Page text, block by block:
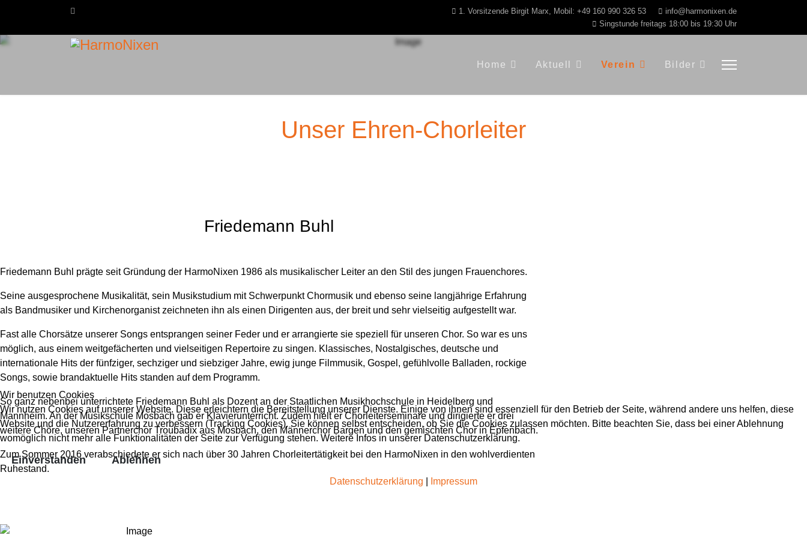
1. Vorsitzende Birgit Marx, Mobil: +49 160 990 326 53
info@harmonixen.de
Singstunde freitags 18:00 bis 19:30 Uhr
Home Aktuell Verein Bilder
Unser Ehren-Chorleiter
Friedemann Buhl
Friedemann Buhl prägte seit Gründung der HarmoNixen 1986 als musikalischer Leiter an den Stil des jungen Frauenchores.
Seine ausgesprochene Musikalität, sein Musikstudium mit Schwerpunkt Chormusik und ebenso seine langjährige Erfahrung
als Bandmusiker und Kirchenorganist zeichneten ihn als einen Dirigenten aus, der breit und sehr vielseitig aufgestellt war.
Fast alle Chorsätze unserer Songs entsprangen seiner Feder und er arrangierte sie speziell für unseren Chor. So war es uns
möglich, aus einem weitgefächerten und vielseitigen Repertoire zu singen. Klassisches, Nostalgisches, deutsche und
internationale Hits der fünfziger, sechziger und siebziger Jahre, ewig junge Filmmusik, Gospel, gefühlvolle Balladen, rockige
Songs, sowie brandaktuelle Hits standen auf dem Programm.
So ganz nebenbei unterrichtete Friedemann Buhl als Dozent an der Staatlichen Musikhochschule in Heidelberg und
Mannheim. An der Musikschule Mosbach gab er Klavierunterricht. Zudem hielt er Chorleiterseminare und dirigierte er drei
weitere Chöre, unseren Partnerchor Troubadix aus Mosbach, den Männerchor Bargen und den gemischten Chor in Epfenbach.
Zum Sommer 2016 verabschiedete er sich nach über 30 Jahren Chorleitertätigkeit bei den HarmoNixen in den wohlverdienten
Ruhestand.
Wir benutzen Cookies
Wir nutzen Cookies auf unserer Website. Diese erleichtern die Bereitstellung unserer Dienste. Einige von ihnen sind essenziell für den Betrieb der Seite, während andere uns helfen, diese
Website und die Nutzererfahrung zu verbessern (Tracking Cookies). Sie können selbst entscheiden, ob Sie die Cookies zulassen möchten. Bitte beachten Sie, dass bei einer Ablehnung
womöglich nicht mehr alle Funktionalitäten der Seite zur Verfügung stehen. Weitere Infos in unserer Datenschutzerklärung.
Einverstanden Ablehnen
Datenschutzerklärung Impressum